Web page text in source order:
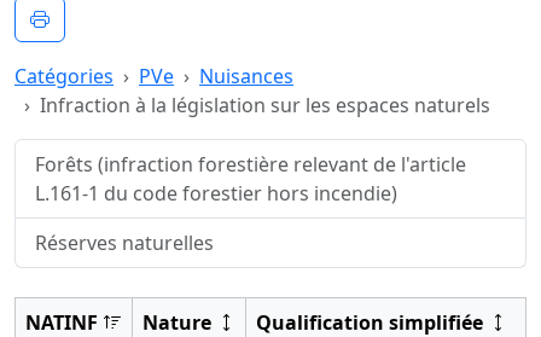
Imprimer
Catégories
PVe
Nuisances
Infraction à la législation sur les espaces naturels
Forêts (infraction forestière relevant de l'article
L.161-1 du code forestier hors incendie)
Réserves naturelles
NATINF Nature
Qualification simplifiée